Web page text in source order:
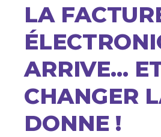
UN ENGAGEMENT DE
RÉFÉRENCES
ACTUALITÉS
CONTACT
LA
ARRIVE…
CHANGER
DONNE !